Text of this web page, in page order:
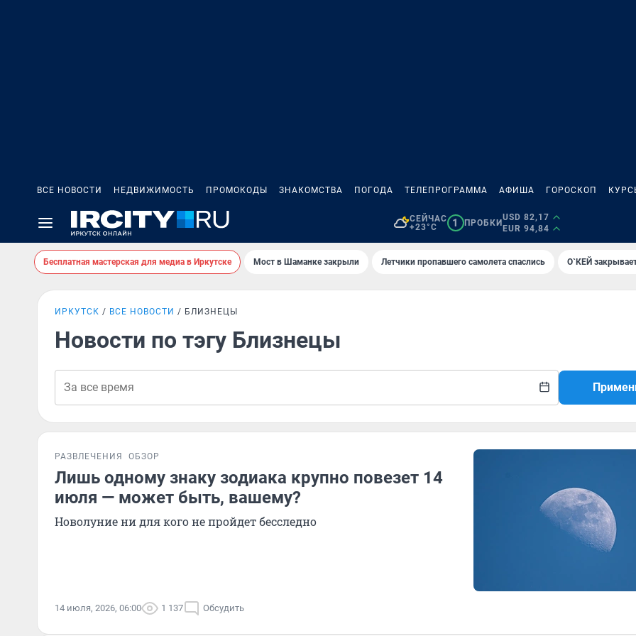
ВСЕ НОВОСТИ НЕДВИЖИМОСТЬ ПРОМОКОДЫ ЗНАКОМСТВА ПОГОДА ТЕЛЕПРОГРАММА АФИША ГОРОСКОП
СЕЙЧАС
+23°C
1 ПРОБКИ
USD 82,17
EUR 94,84
Бесплатная мастерская для медиа в Иркутске Мост в Шаманке закрыли Летчики пропавшего самолета спаслись О`КЕЙ
ИРКУТСК ВСЕ НОВОСТИ БЛИЗНЕЦЫ
Новости по тэгу Близнецы
РАЗВЛЕЧЕНИЯ ОБЗОР
Лишь одному знаку зодиака крупно повезет 14
июля — может быть, вашему?
Новолуние ни для кого не пройдет бесследно
14 июля, 2026, 06:00 1 137 Обсудить